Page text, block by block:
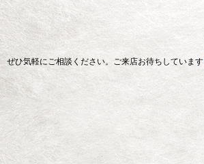
ぜひ気軽にご相談ください。ご来店お待ちしています